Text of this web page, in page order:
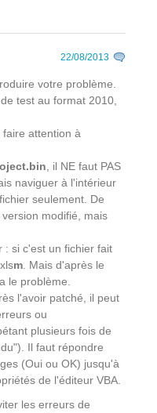
22/08/2013
votre problème.
test au format 2010,
attention à
, il NE faut PAS
naviguer à l'intérieur
seulement. De
modifié, mais
: si c'est un fichier fait
m . Mais d'après le
le problème.
l'avoir patché, il peut
ou
plusieurs fois de
Il faut répondre
(Oui ou OK) jusqu'à
de l'éditeur VBA.
les erreurs de